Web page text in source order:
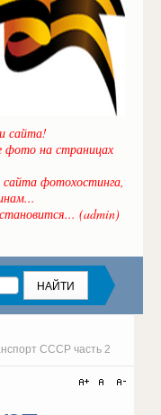
сайта!
фото на страницах
сайта фотохостинга,
(admin)
СССР часть 2